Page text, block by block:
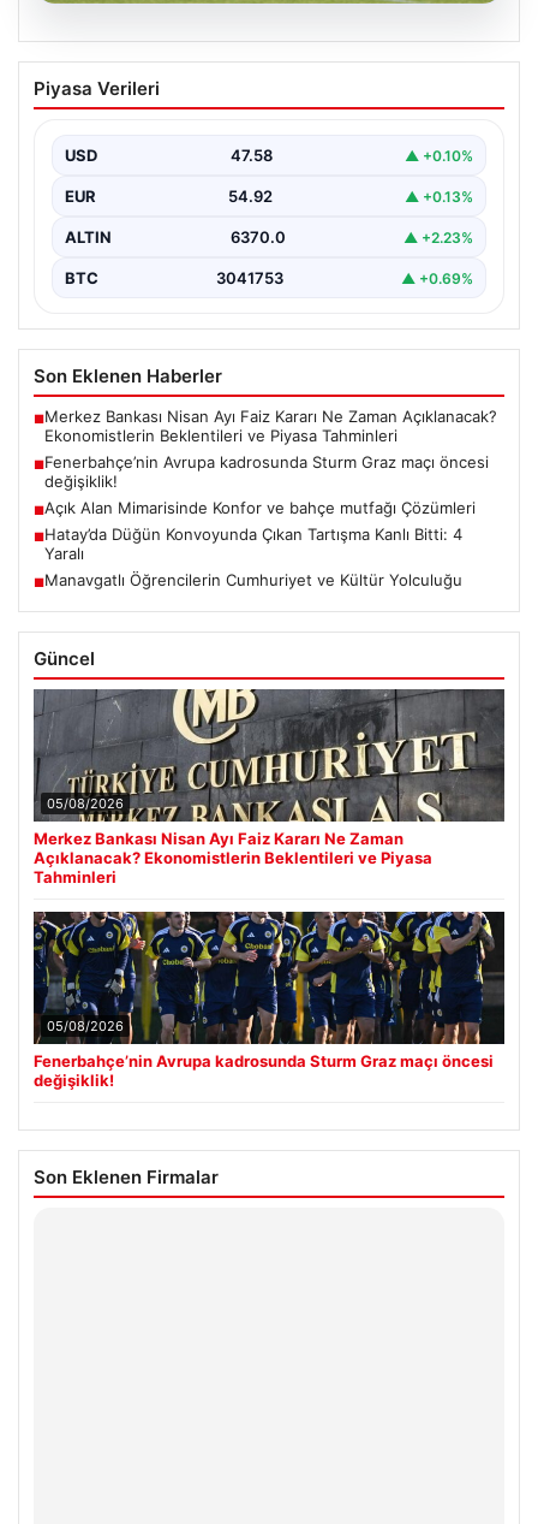
05.08.2026
Fenerbahçe’nin Avrupa kadrosunda
Sturm Graz maçı öncesi değişiklik!
Piyasa Verileri
USD 47.58 ▲ +0.10%
EUR 54.92 ▲ +0.13%
ALTIN 6370.0 ▲ +2.23%
BTC 3041753 ▲ +0.69%
Son Eklenen Haberler
■Merkez Bankası Nisan Ayı Faiz Kararı Ne Zaman Açıklanacak?
Ekonomistlerin Beklentileri ve Piyasa Tahminleri
■Fenerbahçe’nin Avrupa kadrosunda Sturm Graz maçı öncesi
değişiklik!
■Açık Alan Mimarisinde Konfor ve bahçe mutfağı Çözümleri
■Hatay’da Düğün Konvoyunda Çıkan Tartışma Kanlı Bitti: 4
Yaralı
■Manavgatlı Öğrencilerin Cumhuriyet ve Kültür Yolculuğu
Güncel
05/08/2026
Merkez Bankası Nisan Ayı Faiz Kararı Ne Zaman
Açıklanacak? Ekonomistlerin Beklentileri ve Piyasa
Tahminleri
05/08/2026
Fenerbahçe’nin Avrupa kadrosunda Sturm Graz maçı öncesi
değişiklik!
Son Eklenen Firmalar